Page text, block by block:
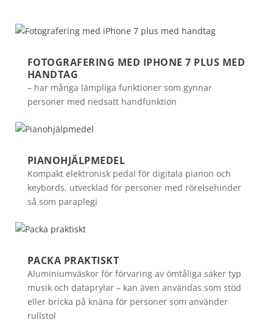
FOTOGRAFERING MED IPHONE 7 PLUS MED
HANDTAG
– har många lämpliga funktioner som gynnar
personer med nedsatt handfunktion
PIANOHJÄLPMEDEL
Kompakt elektronisk pedal för digitala pianon och
keybords, utvecklad för personer med rörelsehinder
så som paraplegi
PACKA PRAKTISKT
Aluminiumväskor för förvaring av ömtåliga saker typ
musik och dataprylar – kan även användas som stöd
eller bricka på knäna för personer som använder
rullstol